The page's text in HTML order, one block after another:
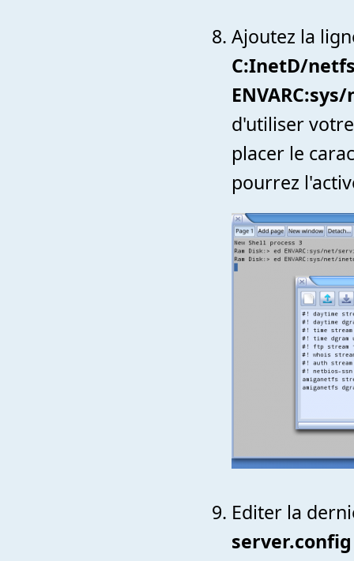
Ajoutez la
C:InetD/
d'utiliser
placer le
pourrez
Editer la
server.config